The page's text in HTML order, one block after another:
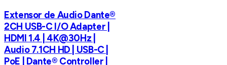
Extensor de Audio Dante®
2CH USB-C I/O Adapter |
HDMI 1.4 | 4K@30Hz |
Audio 7.1CH HD | USB-C |
PoE | Dante® Controller |